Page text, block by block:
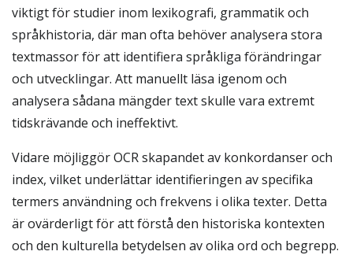
viktigt för studier inom lexikografi, grammatik och
språkhistoria, där man ofta behöver analysera stora
textmassor för att identifiera språkliga förändringar
och utvecklingar. Att manuellt läsa igenom och
analysera sådana mängder text skulle vara extremt
tidskrävande och ineffektivt.
Vidare möjliggör OCR skapandet av konkordanser och
index, vilket underlättar identifieringen av specifika
termers användning och frekvens i olika texter. Detta
är ovärderligt för att förstå den historiska kontexten
och den kulturella betydelsen av olika ord och begrepp.